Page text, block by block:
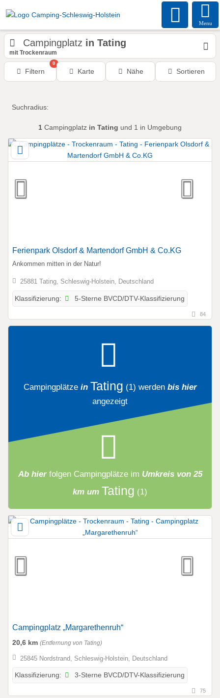
Menu
Campingplatz in Tating
mit Trockenraum
Filtern
0
Karte Nähe Sortieren
Suchradius:
1 Campingplatz in Tating und 1 in Umgebung
Ferienpark Olsdorf & Martendorf GmbH & Co.KG
Ankommen mitten in der Natur!
25881 Tating, Schleswig-Holstein, Deutschland
Klassifizierung: 5-Sterne BVCD/DTV-Klassifizierung
84
Campingplätze in Tating (1) werden bis hier
angezeigt
Ab hier folgen Campingplätzeim Umkreis von 25
km um Tating (1)
Campingplatz „Margarethenruh“
20,6 km (Entfernung von Tating)
25845 Nordstrand, Schleswig-Holstein, Deutschland
Klassifizierung: 3-Sterne BVCD/DTV-Klassifizierung
75